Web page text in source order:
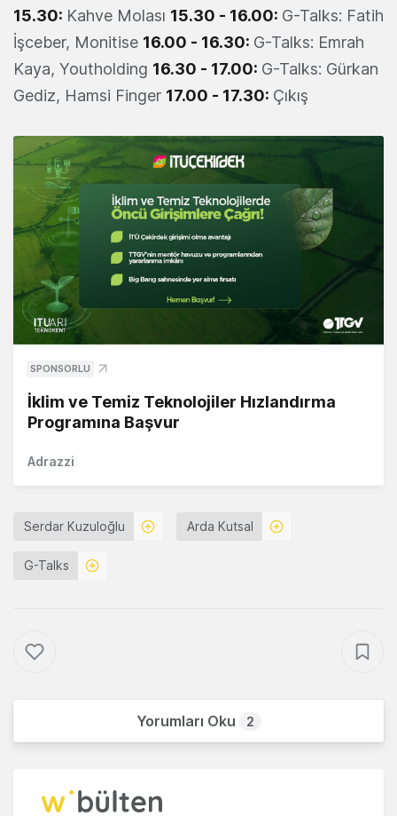
15.30: Kahve Molası 15.30 - 16.00: G-Talks: Fatih
İşceber, Monitise 16.00 - 16.30: G-Talks: Emrah
Kaya, Youtholding 16.30 - 17.00: G-Talks: Gürkan
Gediz, Hamsi Finger 17.00 - 17.30: Çıkış
SPONSORLU
İklim ve Temiz Teknolojiler Hızlandırma
Programına Başvur
Adrazzi
Serdar Kuzuloğlu Arda Kutsal
G-Talks
Yorumları Oku 2